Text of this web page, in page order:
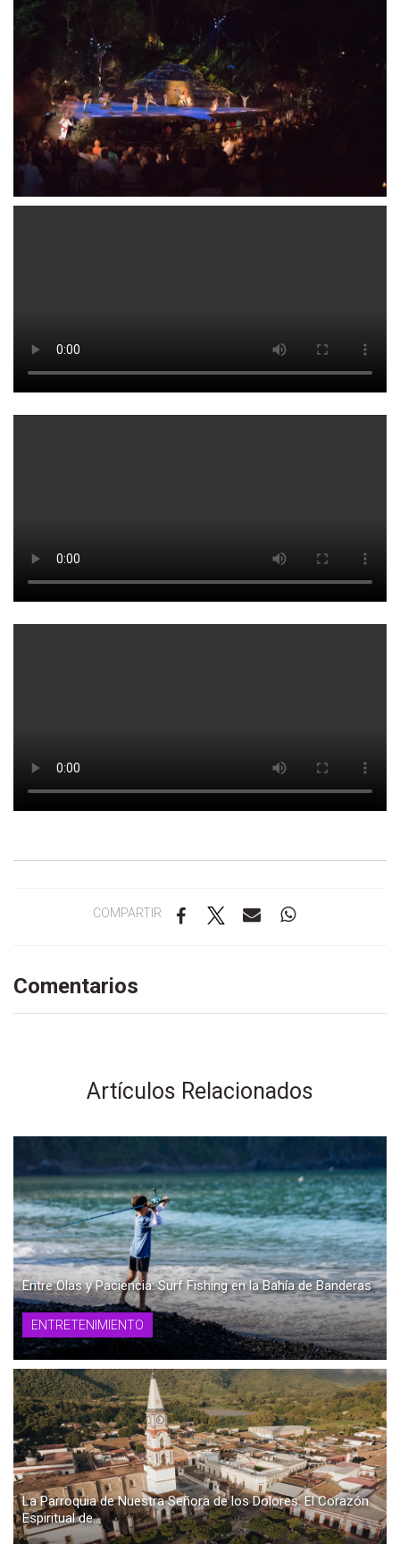
COMPARTIR
Comentarios
Artículos Relacionados
Entre Olas y Paciencia: Surf Fishing en la Bahía de Banderas
ENTRETENIMIENTO
La Parroquia de Nuestra Señora de los Dolores: El Corazón
Espiritual de...